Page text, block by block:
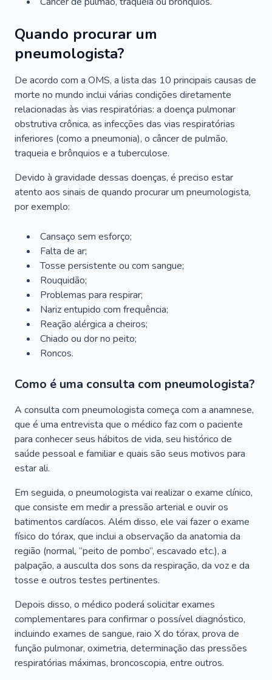
Quando procurar um
pneumologista?
De acordo com a OMS, a lista das 10 principais causas de
morte no mundo inclui várias condições diretamente
relacionadas às vias respiratórias: a doença pulmonar
obstrutiva crônica, as infecções das vias respiratórias
inferiores (como a pneumonia), o câncer de pulmão,
traqueia e brônquios e a tuberculose.
Devido à gravidade dessas doenças, é preciso estar
atento aos sinais de quando procurar um pneumologista,
por exemplo:
Cansaço sem esforço;
Falta de ar;
Tosse persistente ou com sangue;
Rouquidão;
Problemas para respirar;
Nariz entupido com frequência;
Reação alérgica a cheiros;
Chiado ou dor no peito;
Roncos.
Como é uma consulta com pneumologista?
A consulta com pneumologista começa com a anamnese,
que é uma entrevista que o médico faz com o paciente
para conhecer seus hábitos de vida, seu histórico de
saúde pessoal e familiar e quais são seus motivos para
estar ali.
Em seguida, o pneumologista vai realizar o exame clínico,
que consiste em medir a pressão arterial e ouvir os
batimentos cardíacos. Além disso, ele vai fazer o exame
físico do tórax, que inclui a observação da anatomia da
região (normal, “peito de pombo”, escavado etc.), a
palpação, a ausculta dos sons da respiração, da voz e da
tosse e outros testes pertinentes.
Depois disso, o médico poderá solicitar exames
complementares para confirmar o possível diagnóstico,
incluindo exames de sangue, raio X do tórax, prova de
função pulmonar, oximetria, determinação das pressões
respiratórias máximas, broncoscopia, entre outros.